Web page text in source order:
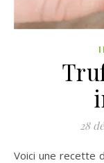
28
Voici une recette de truffes vegans pour Noël ultra simple